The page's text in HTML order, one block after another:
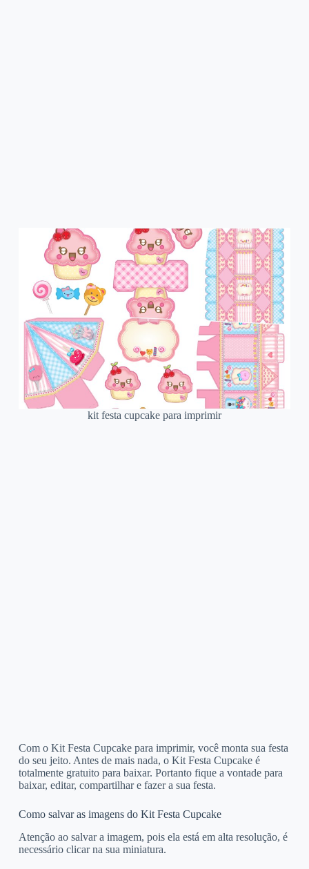
kit festa cupcake para imprimir
Com o Kit Festa Cupcake para imprimir, você monta sua festa
do seu jeito. Antes de mais nada, o Kit Festa Cupcake é
totalmente gratuito para baixar. Portanto fique a vontade para
baixar, editar, compartilhar e fazer a sua festa.
Como salvar as imagens do Kit Festa Cupcake
Atenção ao salvar a imagem, pois ela está em alta resolução, é
necessário clicar na sua miniatura.